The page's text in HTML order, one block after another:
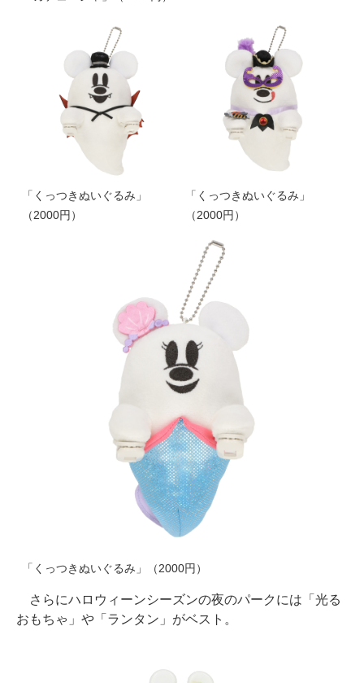
「くっつきぬいぐるみ」
（2000円）
「くっつきぬいぐるみ」
（2000円）
「くっつきぬいぐるみ」（2000円）
さらにハロウィーンシーズンの夜のパークには「光る
おもちゃ」や「ランタン」がベスト。